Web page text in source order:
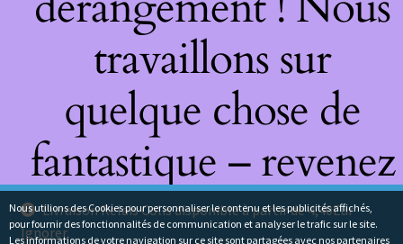
Livraison Relais Colis disponible à partir de 4,40Eur
Ignorer
travaillons sur
quelque chose de
fantastique – revenez
bientôt !
Nous utilions des Cookies pour personnaliser le contenu et les publicités affichés,
pour fournir des fonctionnalités de communication et analyser le trafic sur le site.
Les informations de votre navigation sur ce site sont partagées avec nos partenaires